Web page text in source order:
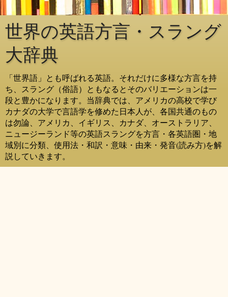
世界の英語方言・スラング
大辞典
「世界語」とも呼ばれる英語。それだけに多様な方言を持
ち、スラング（俗語）ともなるとそのバリエーションは一
段と豊かになります。当辞典では、アメリカの高校で学び
カナダの大学で言語学を修めた日本人が、各国共通のもの
は勿論、アメリカ、イギリス、カナダ、オーストラリア、
ニュージーランド等の英語スラングを方言・各英語圏・地
域別に分類、使用法・和訳・意味・由来・発音(読み方)を解
説していきます。